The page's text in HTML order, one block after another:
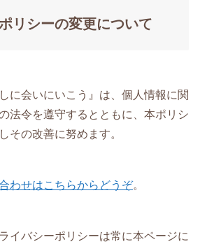
リシーの変更について
に会いにいこう』は、個人情報に関
法令を遵守するとともに、本ポリシ
その改善に努めます。
わせはこちらからどうぞ。
イバシーポリシーは常に本ページに